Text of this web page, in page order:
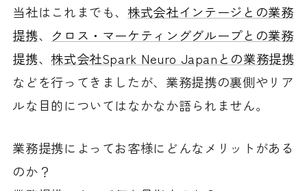
当社はこれまでも、株式会社インテージとの業務
提携、
クロス・マーケティンググループとの業務
提携、株式会社Spark Neuro Japanとの業務提携
などを行ってきましたが、業務提携の裏側やリア
ルな目的についてはなかなか語られません。
業務提携によってお客様にどんなメリットがある
のか？